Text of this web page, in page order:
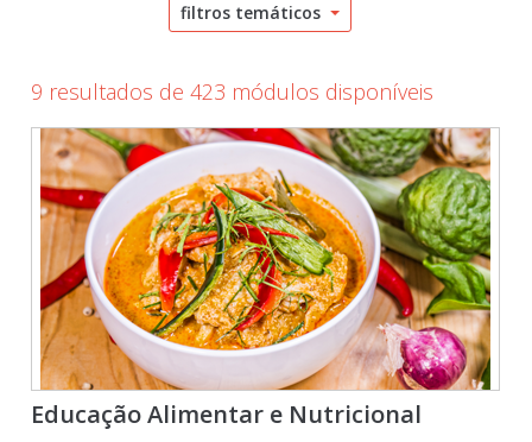
filtros temáticos
9 resultados de 423 módulos disponíveis
Educação Alimentar e Nutricional